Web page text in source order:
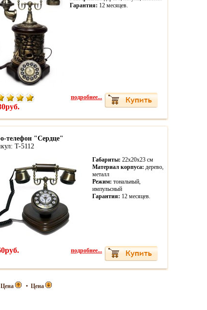
Гарантия: 12 месяцев.
подробнее...
телефон "Сердце"
T-5112
Габариты: 22х20х23 см
Материал корпуса: дерево,
металл
Режим: тональный,
импульсный
Гарантия: 12 месяцев.
подробнее...
Цена • Цена